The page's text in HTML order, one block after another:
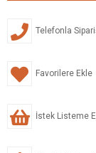
Telefonla
Favorilere Ekle
İstek Listeme